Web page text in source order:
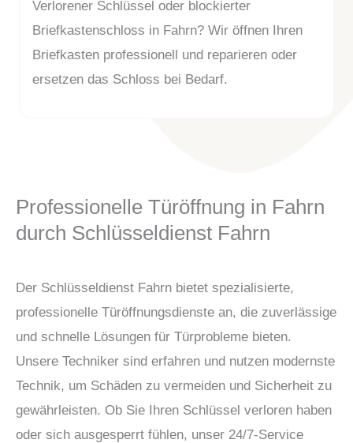
Verlorener Schlüssel oder blockierter
Briefkastenschloss in Fahrn? Wir öffnen Ihren
Briefkasten professionell und reparieren oder
ersetzen das Schloss bei Bedarf.
Professionelle Türöffnung in Fahrn
durch Schlüsseldienst Fahrn
Der Schlüsseldienst Fahrn bietet spezialisierte,
professionelle Türöffnungsdienste an, die zuverlässige
und schnelle Lösungen für Türprobleme bieten.
Unsere Techniker sind erfahren und nutzen modernste
Technik, um Schäden zu vermeiden und Sicherheit zu
gewährleisten. Ob Sie Ihren Schlüssel verloren haben
oder sich ausgesperrt fühlen, unser 24/7-Service